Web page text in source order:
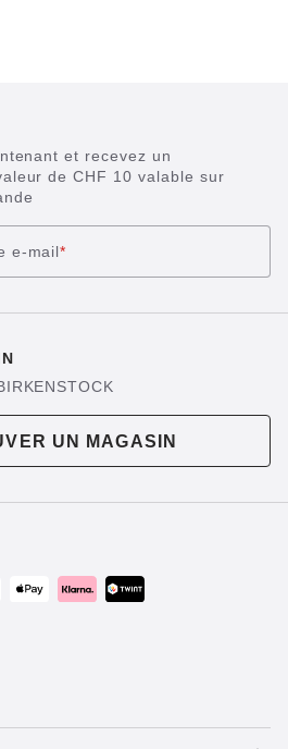
et recevez un
de CHF 10 valable sur
e-mail*
UN MAGASIN